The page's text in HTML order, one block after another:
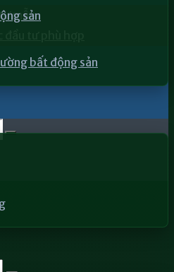
sản
bất động sản
mẫu